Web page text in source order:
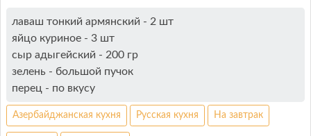
лаваш тонкий армянский - 2 шт
яйцо куриное - 3 шт
сыр адыгейский - 200 гр
зелень - большой пучок
перец - по вкусу
Азербайджанская кухня Русская кухня На завтрак